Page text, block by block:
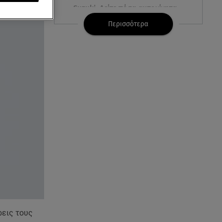
Suzuki: Δείτε πόσα αυτοκίνητα
πούλησε
Περισσότερα
τους